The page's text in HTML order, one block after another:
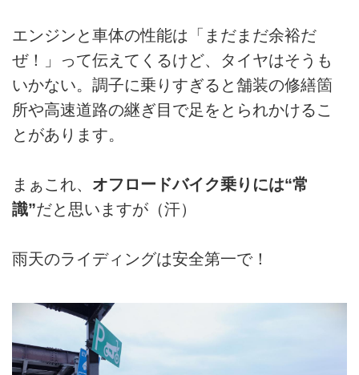
エンジンと車体の性能は「まだまだ余裕だ
ぜ！」って伝えてくるけど、タイヤはそうも
いかない。調子に乗りすぎると舗装の修繕箇
所や高速道路の継ぎ目で足をとられかけるこ
とがあります。
まぁこれ、 オフロードバイク乗りには“常
識”だと思いますが（汗）
雨天のライディングは安全第一で！